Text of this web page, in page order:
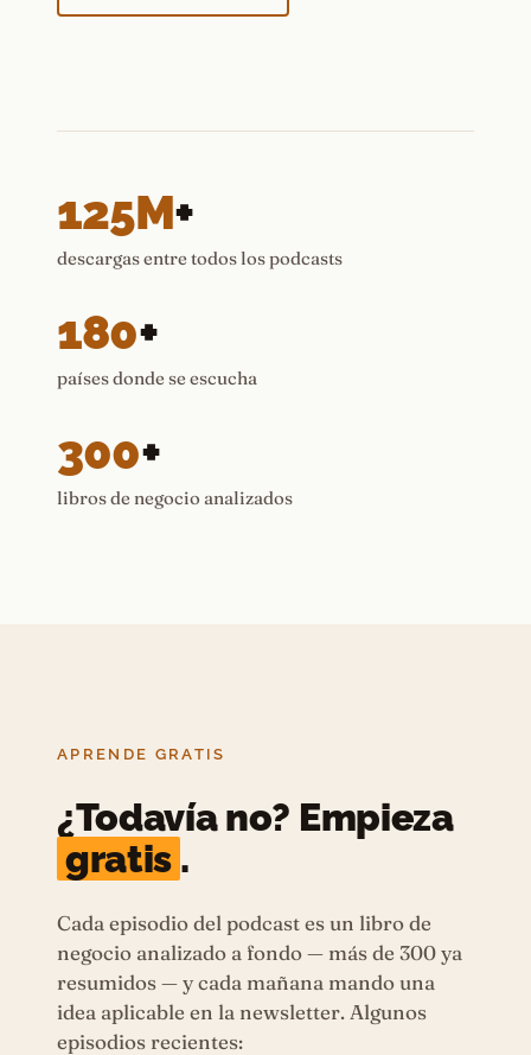
125M+
descargas entre todos los podcasts
180+
países donde se escucha
300+
libros de negocio analizados
APRENDE GRATIS
¿Todavía no? Empieza
gratis .
Cada episodio del podcast es un libro de
negocio analizado a fondo — más de 300 ya
resumidos — y cada mañana mando una
idea aplicable en la newsletter. Algunos
episodios recientes: